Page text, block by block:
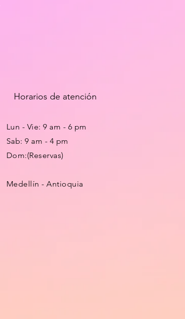
Horarios de atención
Lun - Vie: 9 am - 6 pm
Sab: 9 am - 4 pm
Dom:(Reservas)
Medellín - Antioquia